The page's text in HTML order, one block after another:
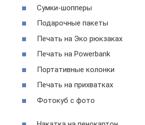
Сумки-шопперы
Подарочные пакеты
Печать на Эко рюкзаках
Печать на Powerbank
Портативные колонки
Печать на прихватках
Фотокуб с фото